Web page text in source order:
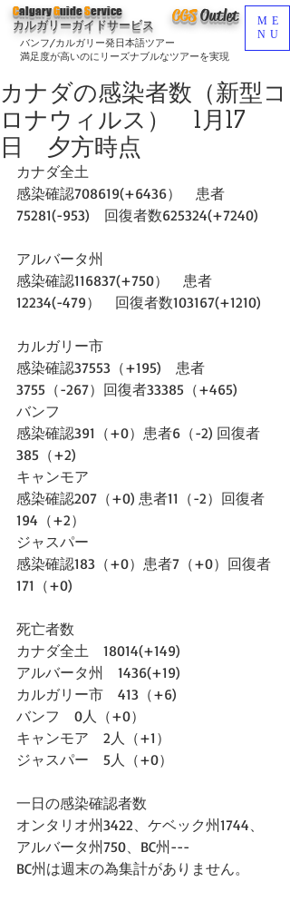
CGSOutlet
バンフ/カルガリー発日本語ツアー
満足度が高いのにリーズナブルなツアーを実現
CalgaryGuideService
カルガリーガイドサービス
ME
NU
カナダの感染者数（新型コ
ロナウィルス） 1月17
日 夕方時点
カナダ全土
感染確認708619(+6436）　患者
75281(-953)　回復者数625324(+7240)
アルバータ州
感染確認116837(+750）　患者
12234(-479）　回復者数103167(+1210)
カルガリー市
感染確認37553（+195)　患者
3755（-267）回復者33385（+465)
バンフ
感染確認391（+0）患者6（-2) 回復者
385（+2)
キャンモア
感染確認207（+0) 患者11（-2）回復者
194（+2）
ジャスパー
感染確認183（+0）患者7（+0）回復者
171（+0)
死亡者数
カナダ全土　18014(+149)
アルバータ州　1436(+19)
カルガリー市　413（+6)
バンフ　0人（+0）
キャンモア　2人（+1）
ジャスパー　5人（+0）
一日の感染確認者数
オンタリオ州3422、ケベック州1744、
アルバータ州750、BC州---
BC州は週末の為集計がありません。